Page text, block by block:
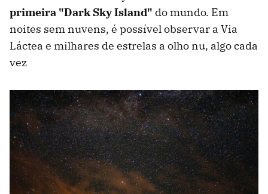
primeira "Dark Sky Island" do mundo. Em
noites sem nuvens, é possível observar a Via
Láctea e milhares de estrelas a olho nu, algo cada
vez